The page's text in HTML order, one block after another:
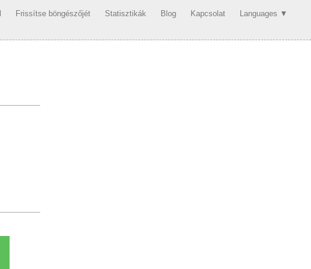
Frissítse böngészőjét Statisztikák Blog Kapcsolat Languages ▼